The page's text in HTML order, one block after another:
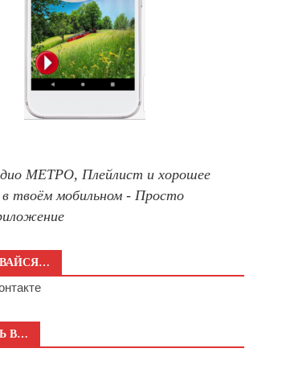
МЕТРО, Плейлист и хорошее
в твоём мобильном - Просто
В…